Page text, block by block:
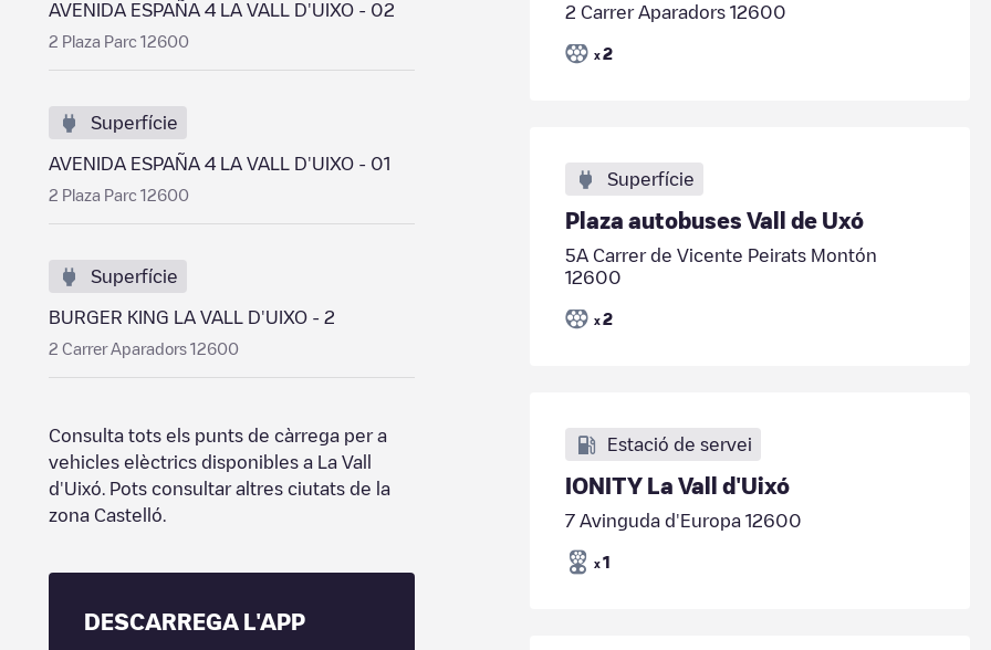
AVENIDA ESPAÑA 4 LA VALL D'UIXO - 02
2 Plaza Parc 12600
Superfície
AVENIDA ESPAÑA 4 LA VALL D'UIXO - 01
2 Plaza Parc 12600
Superfície
BURGER KING LA VALL D'UIXO - 2
2 Carrer Aparadors 12600
Consulta tots els punts de càrrega per a
vehicles elèctrics disponibles a
La Vall
d'Uixó . Pots consultar altres ciutats de la
zona Castelló
DESCARREGA L'APP
2 Carrer Aparadors 12600
x 2
Superfície
Plaza autobuses Vall de Uxó
5A Carrer de Vicente Peirats Montón
12600
x 2
Estació de servei
IONITY La Vall d'Uixó
7 Avinguda d'Europa 12600
x 1